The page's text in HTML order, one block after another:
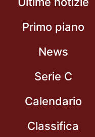
Primo piano
News
Serie C
Calendario
Classifica